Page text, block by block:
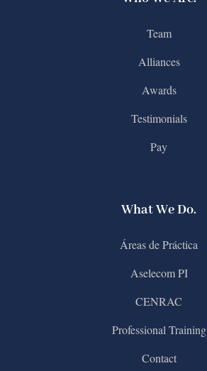
Team
Alliances
Awards
Testimonials
Pay
What We Do.
Áreas de Práctica
Aselecom PI
CENRAC
Professional Training
Contact